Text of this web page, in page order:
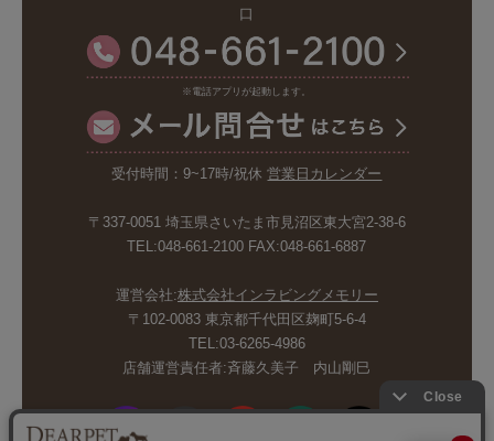
口
※電話アプリが起動します。
受付時間：9~17時/祝休営業日カレンダー
〒337-0051 埼玉県さいたま市見沼区東大宮2-38-6
TEL:048-661-2100 FAX:048-661-6887
運営会社:株式会社インラビングメモリー
〒102-0083 東京都千代田区麹町5-6-4
TEL:03-6265-4986
店舗運営責任者:斉藤久美子 内山剛巳